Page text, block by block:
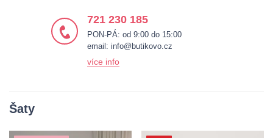
721 230 185
PON-PÁ: od 9:00 do 15:00
email: info@butikovo.cz
více info
Šaty